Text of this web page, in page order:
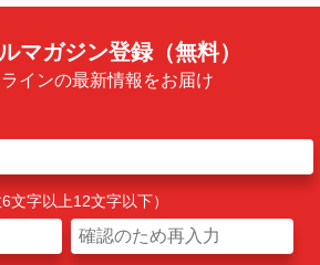
マガジン登録（無料）
インの最新情報をお届け
文字以上12文字以下）